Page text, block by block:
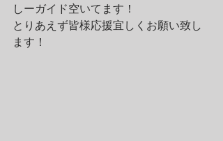
しーガイド空いてます！
とりあえず皆様応援宜しくお願い致し
ます！